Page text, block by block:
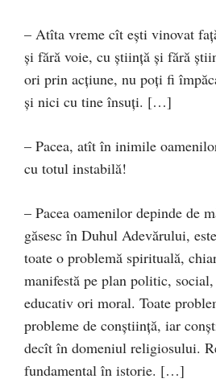
– Atîta vreme cît eşti vinovat
şi fără voie, cu ştiinţă şi fără
ori prin acţiune, nu poţi fi
şi nici cu tine însuţi. […]
– Pacea, atît în inimile
cu totul instabilă!
– Pacea oamenilor depinde de
găsesc în Duhul Adevărului,
toate o problemă spirituală,
manifestă pe plan politic,
educativ ori moral. Toate
probleme de conştiinţă, iar
decît în domeniul religiosului.
fundamental în istorie. […]